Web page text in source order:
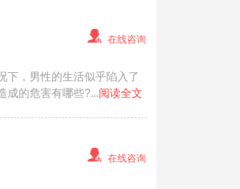
在线咨询
下，男性的生活似乎陷入了
成的危害有哪些?...阅读全文
在线咨询